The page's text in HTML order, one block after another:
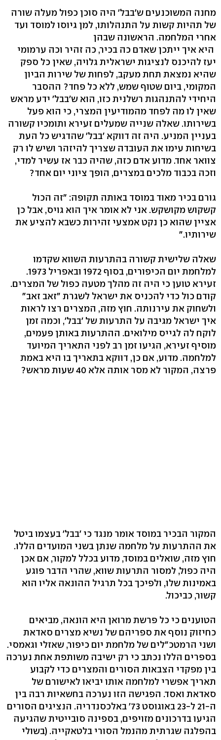
מחנה המשוכנעים ש'בבל' היה סוכן כפול מעלה שורה
של תהיות קשות על התנהלותו, למן גיוסו למוסד ועד
אחרי המלחמה. הראשונה שבהן
היא איך ייתכן שאדם כה בכיר, כה זהיר וכה ערמומי
יעז להיכנס לנציגות ישראלית גלויה, שאין כל ספק
שהיא נמצאת תחת מעקב, לפחות של שירות הביון
המקומי, ביום שטוף שמש, ללא כל פחד? ההסבר
היחידי להתנהגות רשלנית כזו, הוא ש'בבל' ידע מראש
שאין לו מה לפחד מהמודיעין המצרי, כי הוא פעל
בשירותו. שאלה שנייה שמעלים זעירא ותומכיו קשורה
בעניין המניע. היה זה דווקא 'בבל' שהדגיש כל העת
בשיחות עימו את העובדה שצריך להיזהר ושיש לו רק
צוואר אחד. מדוע אדם כזה, שהיה כבר אז עשיר למדי,
וזכה בכבוד מלכים במצרים, הופך ציוני יום אחד?
גורם בכיר מאוד במוסד באותה תקופה: "זה הכול
קשקוש מקושקש. אני לא אומר איך הוא גויס, אבל כן
אציין שהוא כן נקט אמצעי זהירות כשבא להציע את
שירותיו."
שאלה שלישית קשורה בהתרעות השווא שקדמו
למלחמת יום הכיפורים, בסוף 1972 ובאפריל 1973.
זעירא טוען כי היה זה מהלך מטעה כפול של המצרים.
קודם כול כדי להכניס את ישראל לשגרת "זאב זאב"
ולשחוק את עירנותה. חוץ מזה, המצרים רצו לראות
איך ישראל מגיבה על התרעות של 'בבל', וכמה זמן
לוקח לה לגייס מילואים. ההתרעות באותן פעמים,
מוסיף זעירא, הגיעו זמן רב לפני התאריך המיועד
למלחמה. מדוע, אם כן, דווקא בתאריך בו היא באמת
פרצה, המקור לא מסר אותה אלא 40 שעות מראש?
המקור הבכיר במוסד אומר מנגד כי 'בבל' בעצמו ביטל
את ההתרעות על מלחמה שנתן בשני המועדים הללו.
חוץ מזה, שואלים במוסד, מדוע בכלל למקור, אם אכן
היה כפול, למסור התרעות שווא, שהרי הדבר פוגע
באמינות שלו, ולפיכך בכל תרגיל ההונאה אליו הוא
קשור, כביכול.
הטוענים כי כל פרשת מרואן היא הונאה, מביאים
כחיזוק נוסף את ספריהם של נשיא מצרים סאדאת
ושני הרמטכ"לים של מלחמת יום כיפור, שאזלי וגאמסי.
בספרים הללו נכתב כי רק ישיבה משותפת אחת נערכה
בין מפקדי הצבאות הסורים והמצרים כדי לקבוע
תאריך אפשרי למלחמה אותו יביאו לאישורם של
סאדאת ואסד. הפגישה הזו נערכה בחשאיות רבה בין
ה-21 ל-23 באוגוסט 73' באלכסנדריה. הנציגים הסורים
הגיעו בדרכונים מזויפים, בספינה סובייטית שהגיעה
בהפלגה שגרתית מהנמל הסורי בלטאקייה. (בשולי